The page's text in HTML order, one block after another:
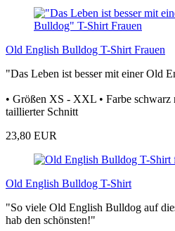
Old English Bulldog T-Shirt Frauen
"Das Leben ist besser mit einer Old
• Größen XS - XXL • Farbe schwarz
taillierter Schnitt
23,80 EUR
Old English Bulldog T-Shirt
"So viele Old English Bulldog auf
hab den schönsten!"